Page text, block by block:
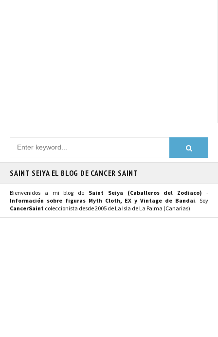
SAINT SEIYA EL BLOG DE CANCER SAINT
Bienvenidos a mi blog de Saint Seiya (Caballeros del Zodiaco) -
Información sobre figuras Myth Cloth, EX y Vintage de Bandai. Soy
CancerSaint coleccionista desde 2005 de La Isla de La Palma (Canarias).